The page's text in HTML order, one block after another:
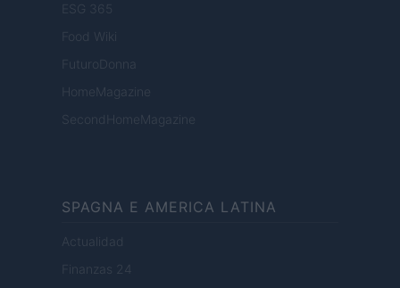
ESG 365
Food Wiki
FuturoDonna
HomeMagazine
SecondHomeMagazine
SPAGNA E AMERICA LATINA
Actualidad
Finanzas 24